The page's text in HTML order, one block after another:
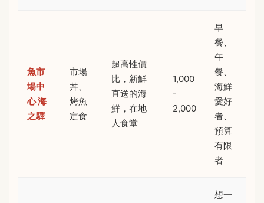
魚市
場中
心 海
之驛
市場
丼、
烤魚
定食
超高性價
比，新鮮
直送的海
鮮，在地
人食堂
1,000
-
2,000
早
餐、
午
餐、
海鮮
愛好
者、
預算
有限
者
想一